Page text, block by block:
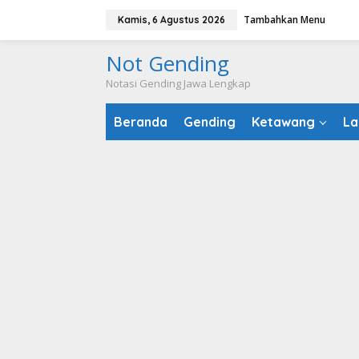
konten
Kamis, 6 Agustus 2026 Tambahkan Menu
Not Gending
Notasi Gending Jawa Lengkap
Beranda Gending Ketawang